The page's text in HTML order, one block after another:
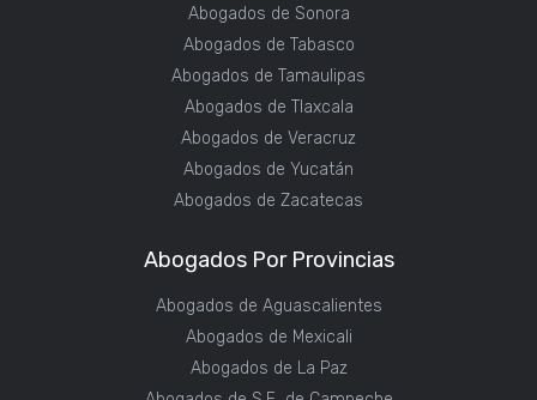
Abogados de Sonora
Abogados de Tabasco
Abogados de Tamaulipas
Abogados de Tlaxcala
Abogados de Veracruz
Abogados de Yucatán
Abogados de Zacatecas
Abogados Por Provincias
Abogados de Aguascalientes
Abogados de Mexicali
Abogados de La Paz